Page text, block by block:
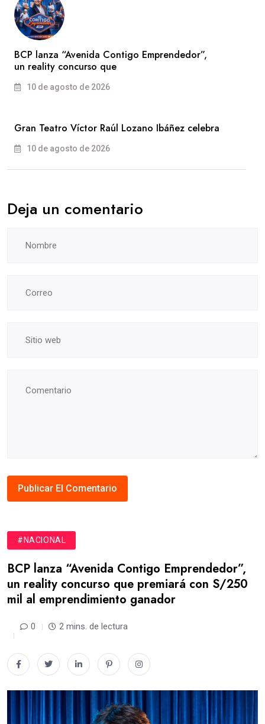
BCP lanza “Avenida Contigo Emprendedor”,
un reality concurso que
10 de agosto de 2026
Gran Teatro Víctor Raúl Lozano Ibáñez celebra
10 de agosto de 2026
Deja un comentario
#NACIONAL
BCP lanza “Avenida Contigo Emprendedor”,
un reality concurso que premiará con S/250
mil al emprendimiento ganador
0 2 mins. de lectura